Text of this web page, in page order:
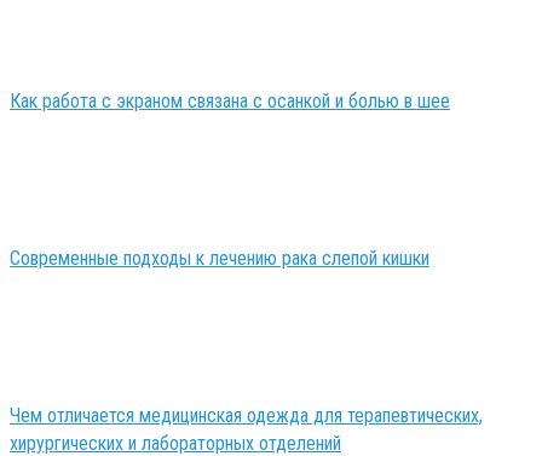
Как работа с экраном связана с осанкой и болью в шее
Современные подходы к лечению рака слепой кишки
Чем отличается медицинская одежда для терапевтических,
хирургических и лабораторных отделений